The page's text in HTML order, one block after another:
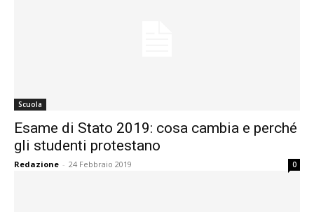
Scuola
Esame di Stato 2019: cosa cambia e perché
gli studenti protestano
Redazione - 24 Febbraio 2019 0